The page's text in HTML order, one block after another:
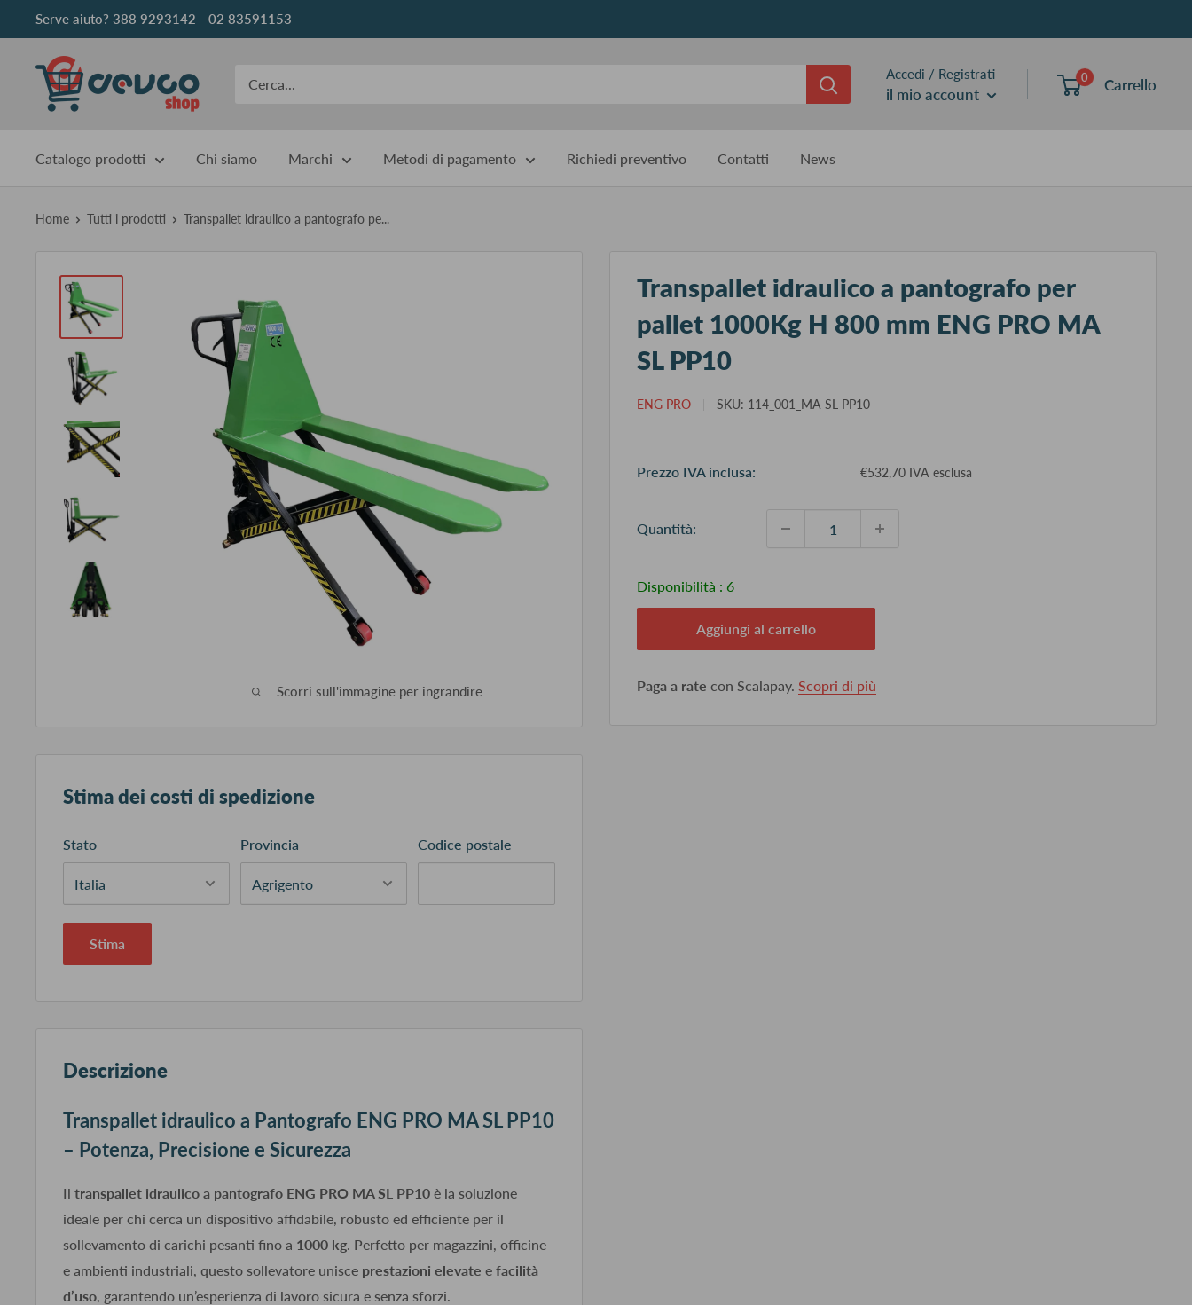
al
contenuto
Serve aiuto? 388 9293142 - 02 83591153
DEVCOshop Accedi / Registrati
il mio account
0 Carrello
Catalogo prodotti Chi siamo Marchi Metodi di pagamento Richiedi preventivo Contatti News
Home Tutti i prodotti Transpallet idraulico a pantografo pe...
Scorri sull'immagine per ingrandire
Transpallet idraulico a pantografo per
pallet 1000Kg H 800 mm ENG PRO MA
SL PP10
ENG PRO SKU: 114_001_MA SL PP10
Prezzo IVA inclusa: €532,70 IVA esclusa
Quantità:
Disponibilità : 6
Aggiungi al carrello
Paga a rate con Scalapay. Scopri di più
Stima dei costi di spedizione
Stato Provincia Codice postale
Stima
Descrizione
Transpallet idraulico a Pantografo ENG PRO MA SL PP10
– Potenza, Precisione e Sicurezza
Il transpallet idraulico a pantografo ENG PRO MA SL PP10 è la soluzione
ideale per chi cerca un dispositivo affidabile, robusto ed efficiente per il
sollevamento di carichi pesanti fino a 1000 kg . Perfetto per magazzini, officine
e ambienti industriali, questo sollevatore unisce prestazioni elevate e facilità
d’uso , garantendo un’esperienza di lavoro sicura e senza sforzi.